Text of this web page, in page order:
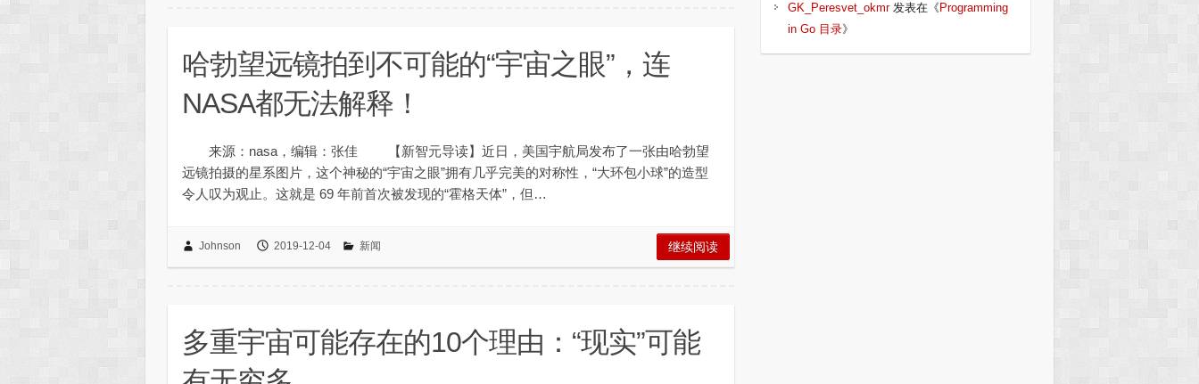
哈勃望远镜拍到不可能的“宇宙之眼”，连
NASA都无法解释！
来源：nasa，编辑：张佳 【新智元导读】近日，美国宇航局发布了一张由哈勃望
远镜拍摄的星系图片，这个神秘的“宇宙之眼”拥有几乎完美的对称性，“大环包小球”的造型
令人叹为观止。这就是 69 年前首次被发现的“霍格天体”，但…
Johnson 2019-12-04 新闻 继续阅读
多重宇宙可能存在的10个理由：“现实”可能
GK_Peresvet_okmr发表在《 Programming
in Go 目录》